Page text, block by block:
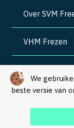
We
beste versie van
Over SVM
VHM Frezen
© Copyright 2026 –